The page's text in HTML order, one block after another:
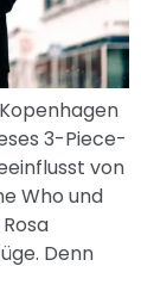
3-Piece-
von
Who und
Denn